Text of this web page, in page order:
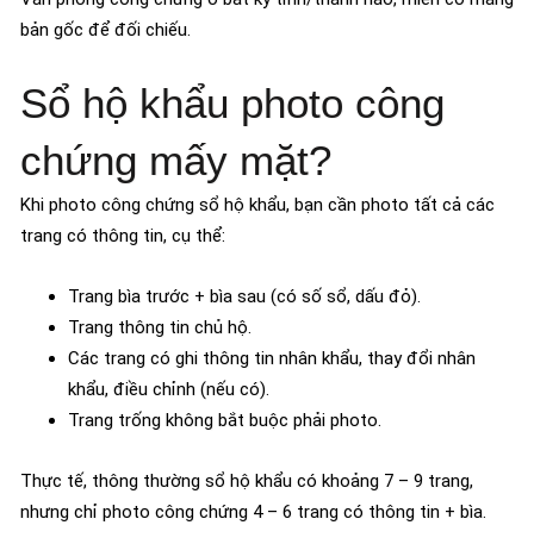
bản gốc để đối chiếu.
Sổ hộ khẩu photo công
chứng mấy mặt?
Khi photo công chứng sổ hộ khẩu, bạn cần photo tất cả các
trang có thông tin, cụ thể:
Trang bìa trước + bìa sau (có số sổ, dấu đỏ).
Trang thông tin chủ hộ.
Các trang có ghi thông tin nhân khẩu, thay đổi nhân
khẩu, điều chỉnh (nếu có).
Trang trống không bắt buộc phải photo.
Thực tế, thông thường sổ hộ khẩu có khoảng 7 – 9 trang,
nhưng chỉ photo công chứng 4 – 6 trang có thông tin + bìa.